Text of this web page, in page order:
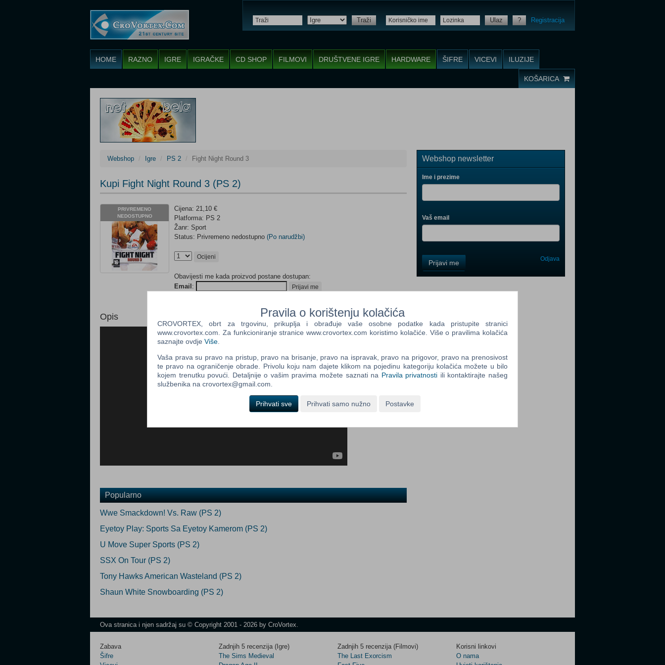
Traži Ulaz ? Registracija
HOME RAZNO IGRE IGRAČKE CD SHOP FILMOVI DRUŠTVENE IGRE HARDWARE ŠIFRE VICEVI ILUZIJE
KOŠARICA
Webshop Igre PS 2 Fight Night Round 3
Kupi Fight Night Round 3 (PS 2)
PRIVREMENO
NEDOSTUPNO
Cijena: 21,10 €
Platforma: PS 2
Žanr: Sport
Status: Privremeno nedostupno (Po narudžbi)
Ocijeni
Obavijesti me kada proizvod postane dostupan:
Email : Prijavi me
Opis
Popularno
Wwe Smackdown! Vs. Raw (PS 2)
Eyetoy Play: Sports Sa Eyetoy Kamerom (PS 2)
U Move Super Sports (PS 2)
SSX On Tour (PS 2)
Tony Hawks American Wasteland (PS 2)
Shaun White Snowboarding (PS 2)
Webshop newsletter
Ime i prezime
Vaš email
Field
One
Control
Field
Prijavi me Odjava
Ova stranica i njen sadržaj su © Copyright 2001 - 2026 by CroVortex.
Zabava
Šifre
Zadnjih 5 recenzija (Igre)
The Sims Medieval
Zadnjih 5 recenzija (Filmovi)
The Last Exorcism
Korisni linkovi
O nama
Pravila o korištenju kolačića
CROVORTEX, obrt za trgovinu, prikuplja i obrađuje vaše osobne podatke kada pristupite stranici
www.crovortex.com. Za funkcioniranje stranice www.crovortex.com koristimo kolačiće. Više o pravilima kolačića
saznajte ovdje Više
Vaša prava su pravo na pristup, pravo na brisanje, pravo na ispravak, pravo na prigovor, pravo na prenosivost
te pravo na ograničenje obrade. Privolu koju nam dajete klikom na pojedinu kategoriju kolačića možete u bilo
kojem trenutku povući. Detaljnije o vašim pravima možete saznati na Pravila privatnosti ili kontaktirajte našeg
službenika na crovortex@gmail.com.
Prihvati sve Prihvati samo nužno Postavke